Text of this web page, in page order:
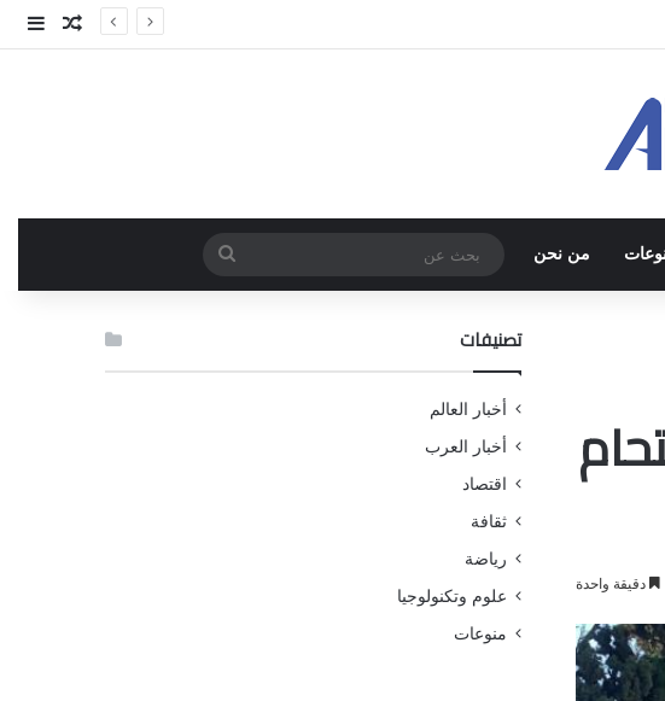
مقال
من نحن
بحث
عن
دقيقة واحدة
تصنيفات
أخبار العالم
أخبار العرب
اقتصاد
ثقافة
رياضة
علوم وتكنولوجيا
منوعات